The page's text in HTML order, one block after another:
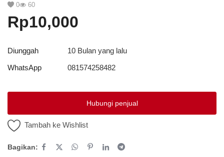
0 60
Rp10,000
Diunggah
10 Bulan yang lalu
WhatsApp
081574258482
Hubungi penjual
Tambah ke Wishlist
Bagikan: